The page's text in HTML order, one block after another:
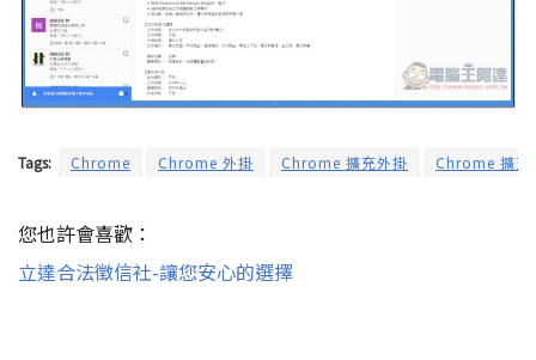
Tags: Chrome Chrome 外掛 Chrome 擴充外掛 Chrome 擴充
您也許會喜歡：
立達合法徵信社-讓您安心的選擇